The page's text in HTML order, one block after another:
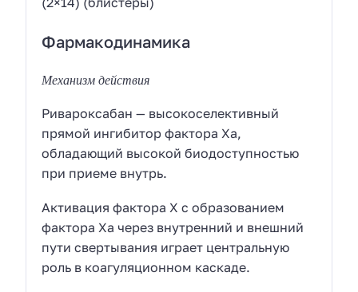
Фармакодинамика
Механизм действия
Ривароксабан — высокоселективный
прямой ингибитор фактора Ха,
обладающий высокой биодоступностью
при приеме внутрь.
Активация фактора X с образованием
фактора Ха через внутренний и внешний
пути свертывания играет центральную
роль в коагуляционном каскаде.